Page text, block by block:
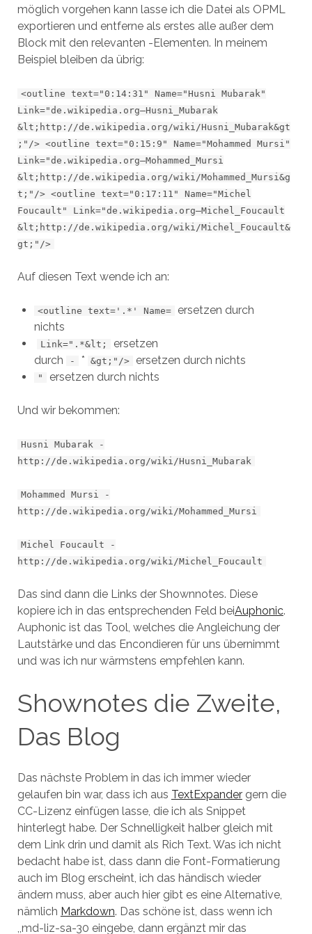
möglich vorgehen kann lasse ich die Datei als OPML
exportieren und entferne als erstes alle außer dem
Block mit den relevanten -Elementen. In meinem
Beispiel bleiben da übrig:
<outline text="0:14:31" Name="Husni Mubarak"
Link="de.wikipedia.org—Husni_Mubarak
&lt;http://de.wikipedia.org/wiki/Husni_Mubarak&gt
;"/> <outline text="0:15:9" Name="Mohammed Mursi"
Link="de.wikipedia.org—Mohammed_Mursi
&lt;http://de.wikipedia.org/wiki/Mohammed_Mursi&g
t;"/> <outline text="0:17:11" Name="Michel
Foucault" Link="de.wikipedia.org—Michel_Foucault
&lt;http://de.wikipedia.org/wiki/Michel_Foucault&
gt;"/>
Auf diesen Text wende ich an:
<outline text='.*' Name=
ersetzen durch
nichts
Link=".*&lt;
ersetzen
durch
- * &gt;"/> ersetzen durch nichts
" ersetzen durch nichts
Und wir bekommen:
Husni Mubarak -
http://de.wikipedia.org/wiki/Husni_Mubarak
Mohammed Mursi -
http://de.wikipedia.org/wiki/Mohammed_Mursi
Michel Foucault -
http://de.wikipedia.org/wiki/Michel_Foucault
Das sind dann die Links der Shownnotes. Diese
kopiere ich in das entsprechenden Feld beiAuphonic.
Auphonic ist das Tool, welches die Angleichung der
Lautstärke und das Encondieren für uns übernimmt
und was ich nur wärmstens empfehlen kann.
Shownotes die Zweite,
Das Blog
Das nächste Problem in das ich immer wieder
gelaufen bin war, dass ich aus TextExpandergern die
CC-Lizenz einfügen lasse, die ich als Snippet
hinterlegt habe. Der Schnelligkeit halber gleich mit
dem Link drin und damit als Rich Text. Was ich nicht
bedacht habe ist, dass dann die Font-Formatierung
auch im Blog erscheint, ich das händisch wieder
ändern muss, aber auch hier gibt es eine Alternative,
nämlich Markdown. Das schöne ist, dass wenn ich
,,md-liz-sa-30 eingebe, dann ergänzt mir das